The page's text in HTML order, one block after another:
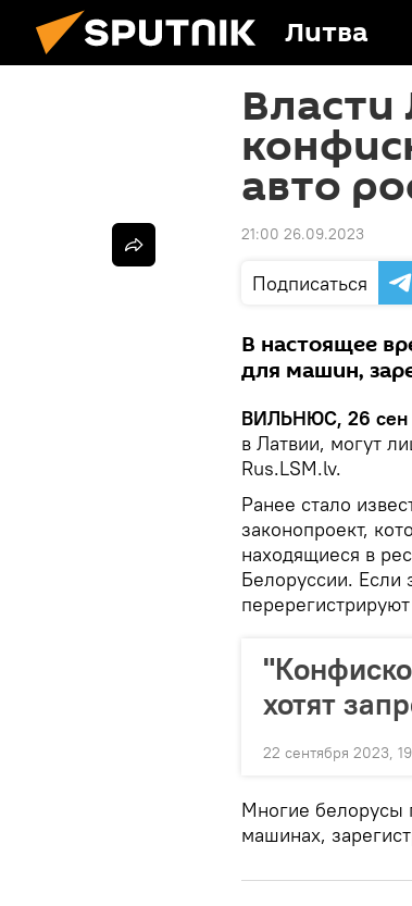
Литва
Власти
авто
21:00 26.09.2023
Подписаться
В настоящее
для машин,
ВИЛЬНЮС, 26 сен
в Латвии, могут
Rus.LSM.lv.
Ранее стало
законопроект,
находящиеся в
Белоруссии. Если
хотят
22 сентября 2023,
Многие белорусы
машинах,